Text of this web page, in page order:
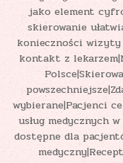
jako element
skierowanie
konieczności wizyty
kontakt z
wybierane|Pacjenci
usług medycznych
dostępne dla